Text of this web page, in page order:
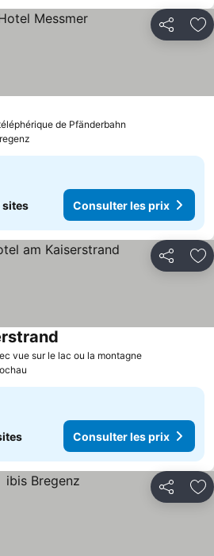
Partager
de Pfänderbahn
sites Consulter les prix
Partager
vue sur le lac ou la montagne
Consulter les prix
Partager